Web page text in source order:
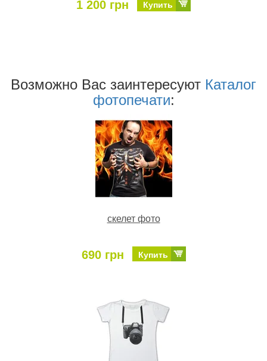
1 200 грн Купить
Возможно Ваc заинтересуют Каталог
фотопечати:
скелет фото
690 грн Купить